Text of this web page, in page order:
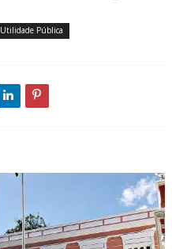
Utilidade Pública